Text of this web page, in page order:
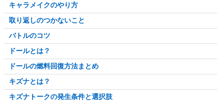
キャラメイクのやり方
取り返しのつかないこと
バトルのコツ
ドールとは？
ドールの燃料回復方法まとめ
キズナとは？
キズナトークの発生条件と選択肢